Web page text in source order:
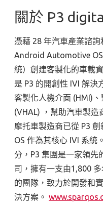
關於 P3
憑藉 28 年汽車產業諮
Android Automotive
統）創建客製化的車載
是 P3 的開創性 IVI 解決
客製化人機介面 (HMI)
(VHAL) ，幫助汽車製
摩托車製造商已從 P3
OS 作為其核心 IVI 系統
分，P3 集團是一家領先
司，擁有一支由1,800
的團隊，致力於開發和
決方案。